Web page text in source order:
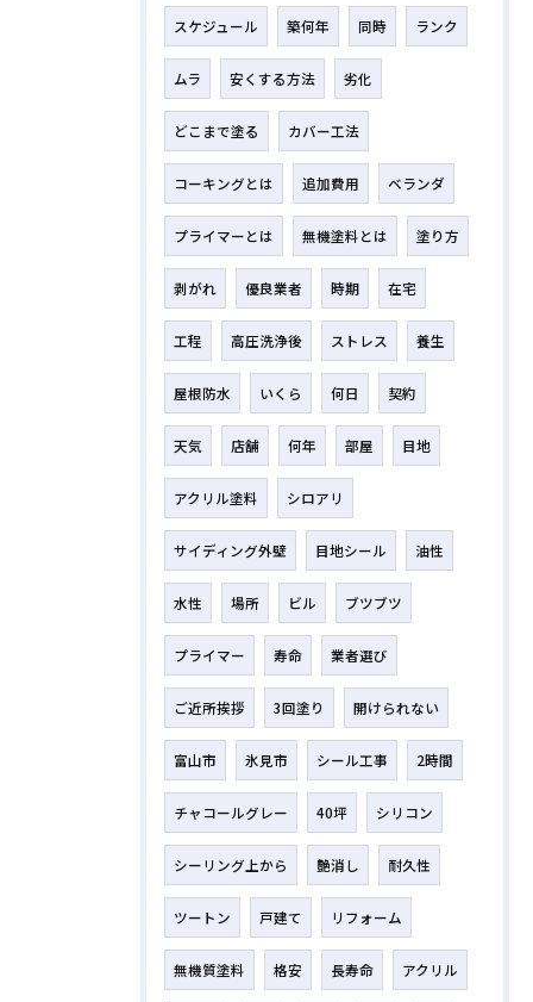
スケジュール 築何年 同時 ランク
ムラ 安くする方法 劣化
どこまで塗る カバー工法
コーキングとは 追加費用 ベランダ
プライマーとは 無機塗料とは 塗り方
剥がれ 優良業者 時期 在宅
工程 高圧洗浄後 ストレス 養生
屋根防水 いくら 何日 契約
天気 店舗 何年 部屋 目地
アクリル塗料 シロアリ
サイディング外壁 目地シール 油性
水性 場所 ビル ブツブツ
プライマー 寿命 業者選び
ご近所挨拶 3回塗り 開けられない
富山市 氷見市 シール工事 2時間
チャコールグレー 40坪 シリコン
シーリング上から 艶消し 耐久性
ツートン 戸建て リフォーム
無機質塗料 格安 長寿命 アクリル